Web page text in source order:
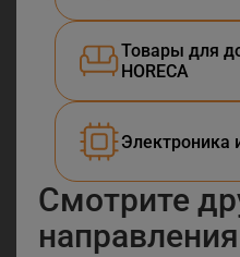
Товары для
HORECA
Электроника
Смотрите